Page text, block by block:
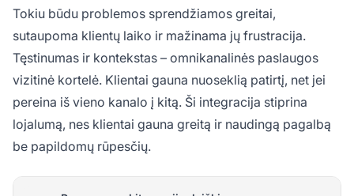
Tokiu būdu problemos sprendžiamos greitai,
sutaupoma klientų laiko ir mažinama jų frustracija.
Tęstinumas ir kontekstas – omnikanalinės paslaugos
vizitinė kortelė. Klientai gauna nuoseklią patirtį, net jei
pereina iš vieno kanalo į kitą. Ši integracija stiprina
lojalumą, nes klientai gauna greitą ir naudingą pagalbą
be papildomų rūpesčių.